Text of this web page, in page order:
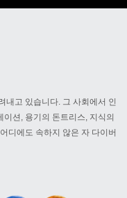
내고 있습니다. 그 사회에서 인
션, 용기의 돈트리스, 지식의
디에도 속하지 않은 자 다이버